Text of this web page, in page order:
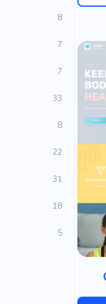
8
7
7
33
8
22
31
18
5